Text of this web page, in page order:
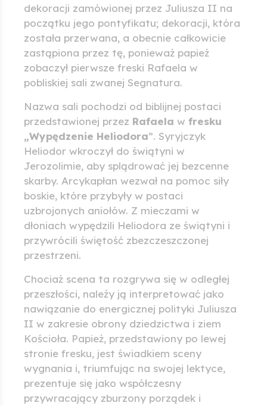
dekoracji zamówionej przez Juliusza II na
początku jego pontyfikatu; dekoracji, która
została przerwana, a obecnie całkowicie
zastąpiona przez tę, ponieważ papież
zobaczył pierwsze freski Rafaela w
pobliskiej sali zwanej Segnatura.
Nazwa sali pochodzi od biblijnej postaci
przedstawionej przez Rafaela w fresku
„Wypędzenie Heliodora”. Syryjczyk
Heliodor wkroczył do świątyni w
Jerozolimie, aby splądrować jej bezcenne
skarby. Arcykapłan wezwał na pomoc siły
boskie, które przybyły w postaci
uzbrojonych aniołów. Z mieczami w
dłoniach wypędzili Heliodora ze świątyni i
przywrócili świętość zbezczeszczonej
przestrzeni.
Chociaż scena ta rozgrywa się w odległej
przeszłości, należy ją interpretować jako
nawiązanie do energicznej polityki Juliusza
II w zakresie obrony dziedzictwa i ziem
Kościoła. Papież, przedstawiony po lewej
stronie fresku, jest świadkiem sceny
wygnania i, triumfując na swojej lektyce,
prezentuje się jako współczesny
przywracający zburzony porządek i